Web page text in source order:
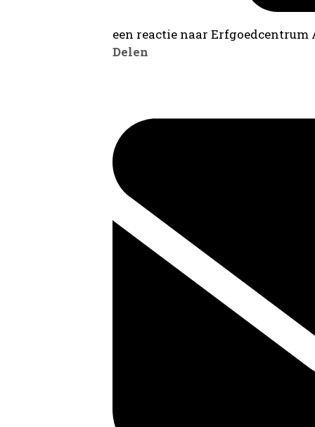
een reactie naar
Delen